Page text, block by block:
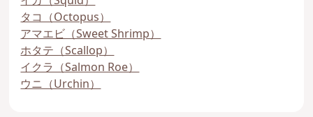
タコ（Octopus）
アマエビ（Sweet Shrimp）
ホタテ（Scallop）
イクラ（Salmon Roe）
ウニ（Urchin）